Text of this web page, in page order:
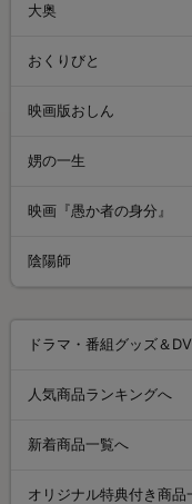
大奥
おくりびと
映画版おしん
娚の一生
映画『愚か者の身分』
陰陽師
ドラマ・番組グッズ＆
人気商品ランキングへ
新着商品一覧へ
オリジナル特典付き商品